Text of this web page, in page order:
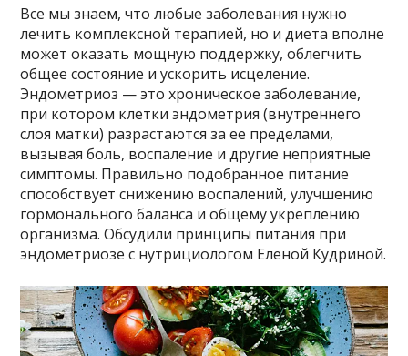
Все мы знаем, что любые заболевания нужно
лечить комплексной терапией, но и диета вполне
может оказать мощную поддержку, облегчить
общее состояние и ускорить исцеление.
Эндометриоз — это хроническое заболевание,
при котором клетки эндометрия (внутреннего
слоя матки) разрастаются за ее пределами,
вызывая боль, воспаление и другие неприятные
симптомы. Правильно подобранное питание
способствует снижению воспалений, улучшению
гормонального баланса и общему укреплению
организма. Обсудили принципы питания при
эндометриозе с нутрициологом Еленой Кудриной.